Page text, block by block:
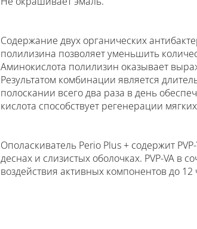
Содержание двух органических
полилизина позволяет уменьшить
Аминокислота полилизин оказывает
Результатом комбинации является
полоскании всего два раза в день
кислота способствует регенерации
Ополаскиватель Perio Plus + содержит
деснах и слизистых оболочках. PVP-VA в
воздействия активных компонентов до